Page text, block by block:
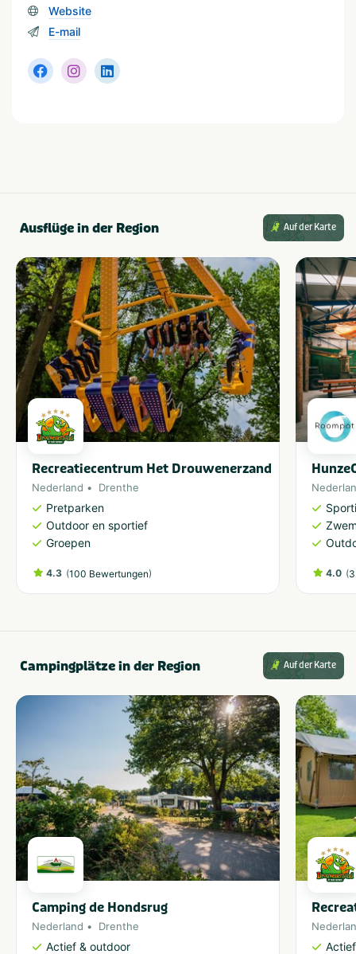
leeftijden
Website
E-mail
Ausflüge in der Region Auf der Karte
Recreatiecentrum Het Drouwenerzand
Nederland Drenthe
Pretparken
Outdoor en sportief
Groepen
4.3 (100 Bewertungen) 4.0 (
Campingplätze in der Region Auf der Karte
Camping de Hondsrug
Nederland Drenthe
Actief & outdoor